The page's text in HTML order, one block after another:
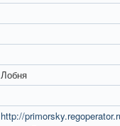
Лобня
http://